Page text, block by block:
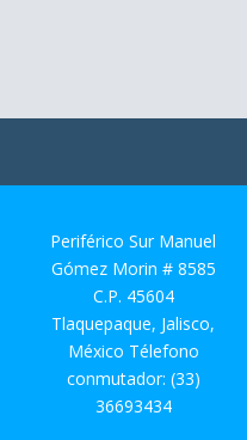
Periférico Sur Manuel
Gómez Morin # 8585
C.P. 45604
Tlaquepaque, Jalisco,
México Télefono
conmutador: (33)
36693434